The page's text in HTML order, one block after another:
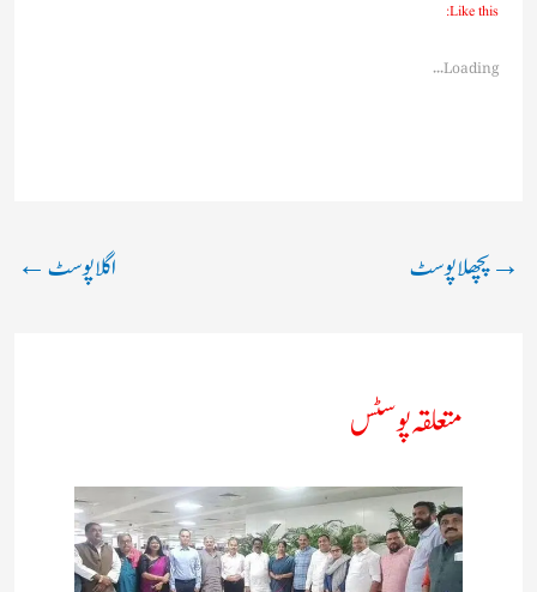
Like this:
Loading...
→پچھلا پوسٹ اگلا پوسٹ←
متعلقہ پوسٹس